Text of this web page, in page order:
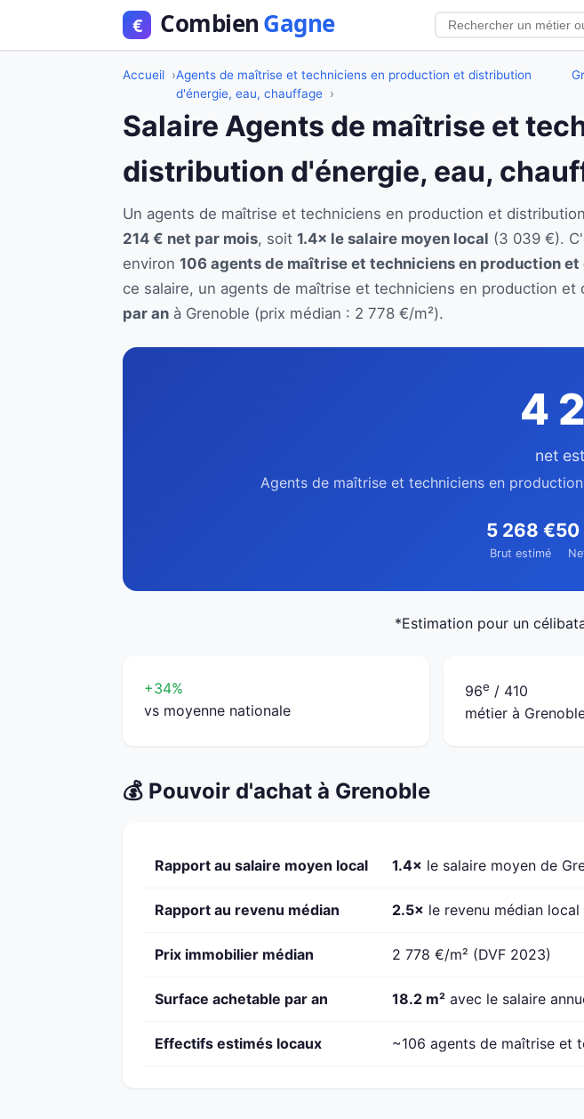
Accueil
Agents de maîtrise et techniciens en production et distribution
d'énergie, eau, chauffage
Salaire Agents de maîtrise et
distribution d'énergie, eau,
Un agents de maîtrise et techniciens en production et
214 € net par mois, soit 1.4× le salaire moyen local (3 039 €).
environ 106 agents de maîtrise et techniciens en production
ce salaire, un agents de maîtrise et techniciens en production
par an à Grenoble (prix médian : 2 778 €/m²).
4
net
Agents de maîtrise et techniciens en
5 268 €
Brut estimé
50
*Estimation pour un
+34%
vs moyenne nationale
96e / 410
métier à
💰 Pouvoir d'achat à Grenoble
Rapport au salaire moyen local 1.4× le salaire moyen de
Rapport au revenu médian 2.5× le revenu médian
Prix immobilier médian 2 778 €/m² (DVF 2023)
Surface achetable par an 18.2 m² avec le salaire
Effectifs estimés locaux ~106 agents de maîtrise et